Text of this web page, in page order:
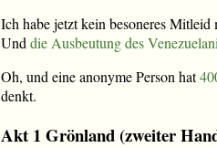
Ich habe jetzt kein besoneres
Und die Ausbeutung des
Oh, und eine anonyme Person hat
denkt.
Akt 1 Grönland (zweiter